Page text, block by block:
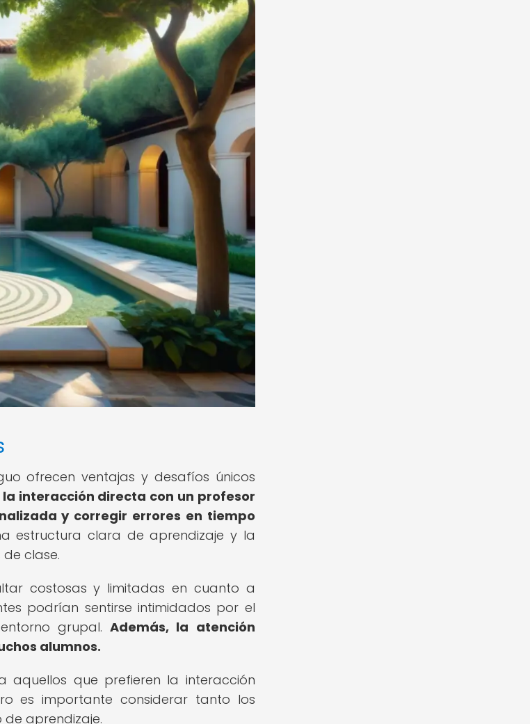
ofrecen ventajas y desafíos únicos
interacción directa con un profesor
y corregir errores en tiempo
estructura clara de aprendizaje y la
clase.
costosas y limitadas en cuanto a
podrían sentirse intimidados por el
grupal.Además, la atención
alumnos.
aquellos que prefieren la interacción
es importante considerar tanto los
aprendizaje.